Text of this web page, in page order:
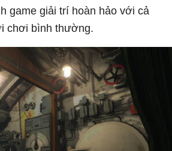
game giải trí hoàn hảo với cả
chơi bình thường.